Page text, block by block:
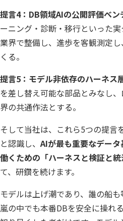
提言4：DB領域AIの公開評価ベン
ーニング・診断・移行といった
業界で整備し、進歩を客観測定
くる。
提言5：モデル非依存のハーネス
を差し替え可能な部品とみなし
界の共通作法とする。
そして当社は、これら5つの提言
と認識し、 AIが最も重要なデー
働くための「ハーネスと検証と統
て、研鑽を続けます。
モデルは上げ潮であり、誰の船も
嵐の中でも本番DBを安全に操れ